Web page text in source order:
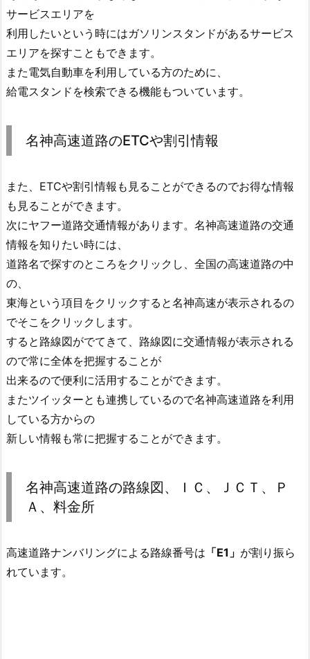
サービスエリアを
利用したいという時にはガソリンスタンドがあるサービス
エリアを探すこともできます。
また電気自動車を利用している方のために、
給電スタンドを検索できる機能もついています。
名神高速道路のETCや割引情報
また、ETCや割引情報も見ることができるのでお得な情報
も見ることができます。
次にヤフー道路交通情報があります。名神高速道路の交通
情報を知りたい時には、
道路名で探すのところをクリックし、全国の高速道路の中
の、
東海という項目をクリックすると名神高速が表示されるの
でそこをクリックします。
すると路線図がでてきて、路線図に交通情報が表示される
ので常に全体を把握することが
出来るので便利に活用することができます。
またツイッターとも連携しているので名神高速道路を利用
している方からの
新しい情報も常に把握することができます。
名神高速道路の路線図、ＩＣ、ＪＣＴ、Ｐ
Ａ、料金所
高速道路ナンバリングによる路線番号は 「E1」 が割り振ら
れています。